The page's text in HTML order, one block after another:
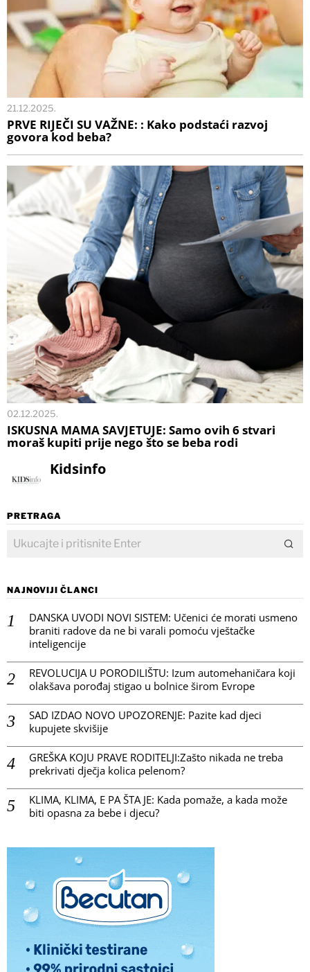
21.12.2025.
PRVE RIJEČI SU VAŽNE: : Kako podstaći razvoj
govora kod beba?
02.12.2025.
ISKUSNA MAMA SAVJETUJE: Samo ovih 6 stvari
moraš kupiti prije nego što se beba rodi
Kidsinfo
PRETRAGA
NAJNOVIJI ČLANCI
DANSKA UVODI NOVI SISTEM: Učenici će morati usmeno
braniti radove da ne bi varali pomoću vještačke
inteligencije
REVOLUCIJA U PORODILIŠTU: Izum automehaničara koji
olakšava porođaj stigao u bolnice širom Evrope
SAD IZDAO NOVO UPOZORENJE: Pazite kad djeci
kupujete skvišije
GREŠKA KOJU PRAVE RODITELJI:Zašto nikada ne treba
prekrivati dječja kolica pelenom?
KLIMA, KLIMA, E PA ŠTA JE: Kada pomaže, a kada može
biti opasna za bebe i djecu?